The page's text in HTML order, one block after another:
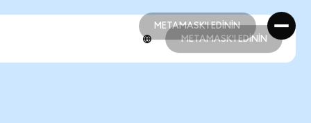
METAMASK'I EDİNİN
METAMASK'I EDİNİN
METAMASK'I EDİNİN